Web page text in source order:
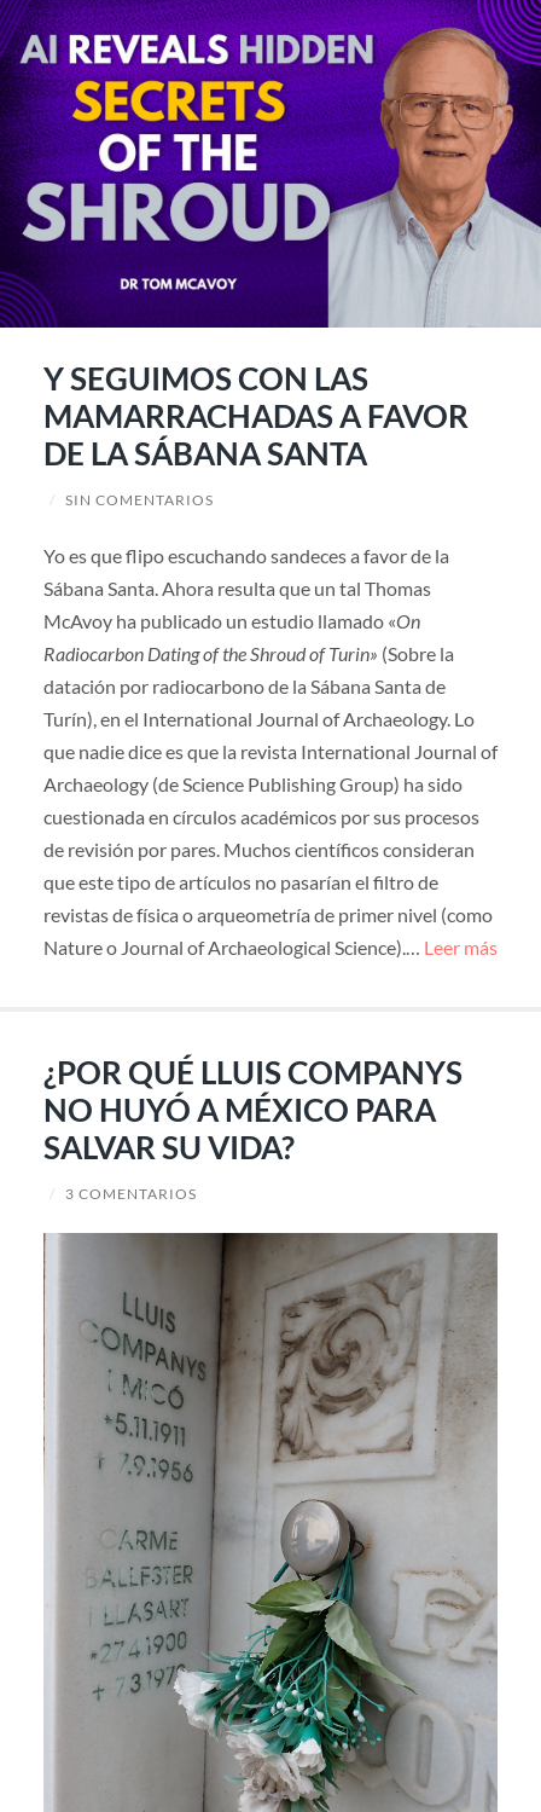
Y SEGUIMOS CON LAS
MAMARRACHADAS A FAVOR
DE LA SÁBANA SANTA
/ SIN COMENTARIOS
Yo es que flipo escuchando sandeces a favor de la
Sábana Santa. Ahora resulta que un tal Thomas
McAvoy ha publicado un estudio llamado «On
Radiocarbon Dating of the Shroud of Turin» (Sobre la
datación por radiocarbono de la Sábana Santa de
Turín), en el International Journal of Archaeology. Lo
que nadie dice es que la revista International Journal of
Archaeology (de Science Publishing Group) ha sido
cuestionada en círculos académicos por sus procesos
de revisión por pares. Muchos científicos consideran
que este tipo de artículos no pasarían el filtro de
revistas de física o arqueometría de primer nivel (como
Nature o Journal of Archaeological Science).… Leer más
¿POR QUÉ LLUIS COMPANYS
NO HUYÓ A MÉXICO PARA
SALVAR SU VIDA?
/ 3 COMENTARIOS